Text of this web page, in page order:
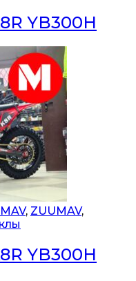
YB300H
, ZUUMAV,
YB300H